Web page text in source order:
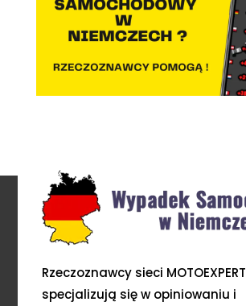
Rzeczoznawcy sieci MOTOEXPERT
specjalizują się w opiniowaniu i